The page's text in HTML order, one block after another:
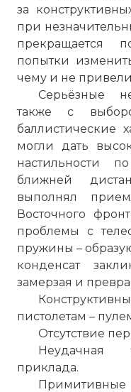
за
при
прекращается
попытки
чему и не
Серьёзные
также с
баллистические
могли дать
настильности
ближней
выполнял
Восточного
проблемы с
пружины –
конденсат
замерзая и
пистолетам –
Отсутствие
Неудачная
приклада.